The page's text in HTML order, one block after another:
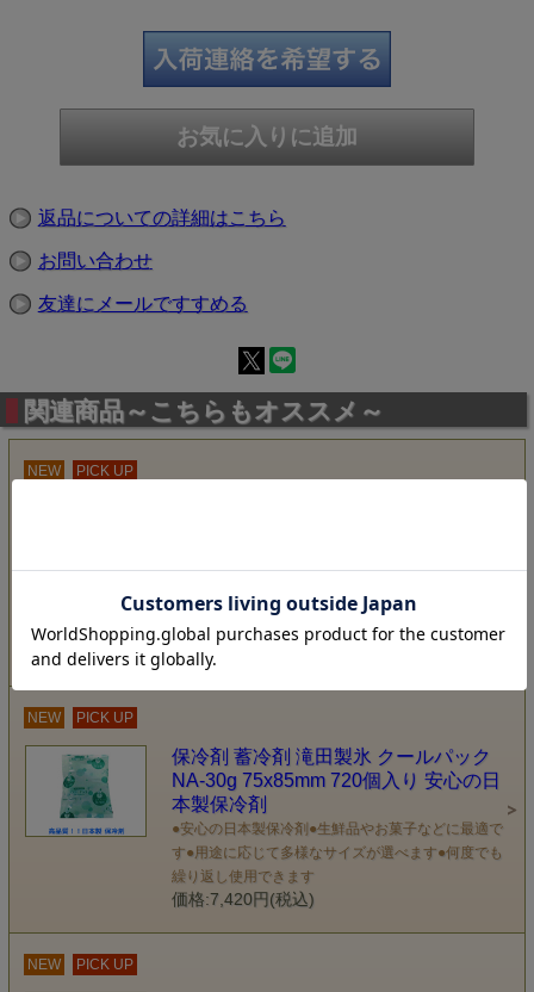
返品についての詳細はこちら
お問い合わせ
友達にメールですすめる
関連商品～こちらもオススメ～
NEW PICK UP
す●用途に応じて多様なサイズが選べます●何度でも
繰り返し使用できます
価格:8,510円(税込)
NEW PICK UP
保冷剤 蓄冷剤 滝田製氷 クールパック
NA-30g 75x85mm 720個入り 安心の日
本製保冷剤
●安心の日本製保冷剤●生鮮品やお菓子などに最適で
す●用途に応じて多様なサイズが選べます●何度でも
繰り返し使用できます
価格:7,420円(税込)
NEW PICK UP